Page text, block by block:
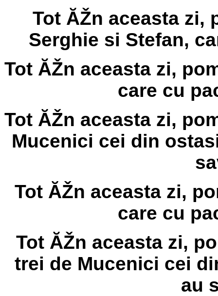
Tot ĂŽn aceasta zi,
Serghie si Stefan,
Tot ĂŽn aceasta zi,
care cu
Tot ĂŽn aceasta zi,
Mucenici cei din
Tot ĂŽn aceasta zi,
care cu
Tot ĂŽn aceasta zi,
trei de Mucenici cei
au